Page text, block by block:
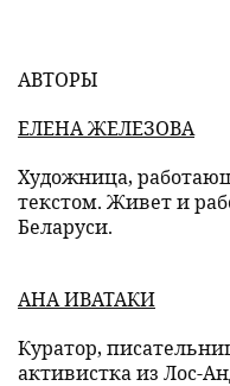
АВТОРЫ
ЕЛЕНА ЖЕЛЕЗОВА
Художница,
текстом. Живет и
Беларуси.
АНА ИВАТАКИ
Куратор,
активистка из Лос-